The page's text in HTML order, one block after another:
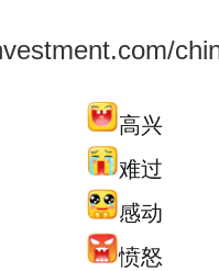
高兴
难过
感动
愤怒